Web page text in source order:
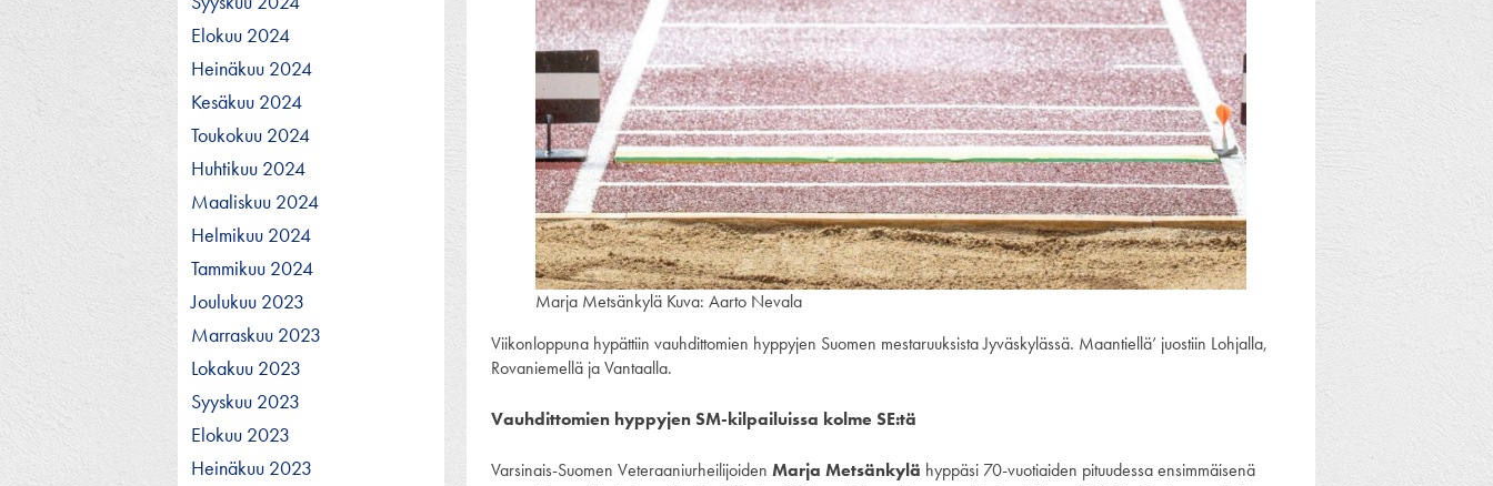
Elokuu 2024
Heinäkuu 2024
Kesäkuu 2024
Toukokuu 2024
Huhtikuu 2024
Maaliskuu 2024
Helmikuu 2024
Tammikuu 2024
Joulukuu 2023
Marraskuu 2023
Lokakuu 2023
Syyskuu 2023
Elokuu 2023
Heinäkuu 2023
Marja Metsänkylä Kuva: Aarto Nevala
Viikonloppuna hypättiin vauhdittomien hyppyjen Suomen mestaruuksista Jyväskylässä. Maantiellä’ juostiin Lohjalla,
Rovaniemellä ja Vantaalla.
Vauhdittomien hyppyjen SM-kilpailuissa kolme SE:tä
Varsinais-Suomen Veteraaniurheilijoiden Marja Metsänkylä hyppäsi 70-vuotiaiden pituudessa ensimmäisenä